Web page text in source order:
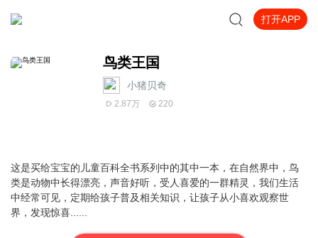
打开APP
鸟类王国
小猪贝奇
2.87万 220
这是买给宝宝的儿童百科全书系列中的其中一本，在自然界中，鸟
类是动物中长得漂亮，声音好听，受人喜爱的一群精灵，我们生活
中经常可见，定期给孩子普及相关知识，让孩子从小喜欢观察世
界，发现惊喜......